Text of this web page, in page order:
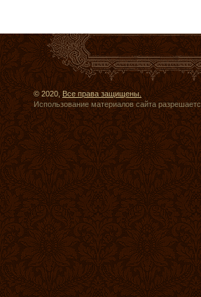
© 2020,Все права защищены.
Использование материалов сайта